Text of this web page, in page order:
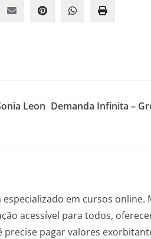
Leon Demanda Infinita –
especializado em cursos
acessível para todos,
precise pagar valores